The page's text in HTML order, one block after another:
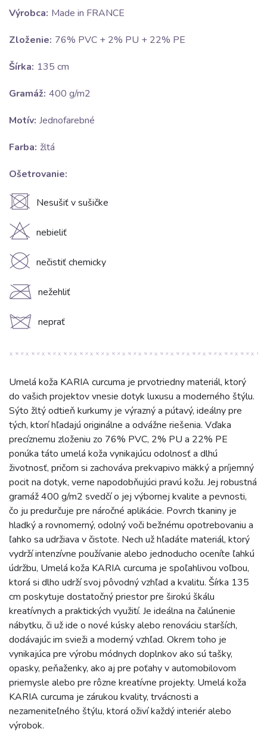
Výrobca: Made in FRANCE
Zloženie: 76% PVC + 2% PU + 22% PE
Šírka: 135 cm
Gramáž: 400 g/m2
Motív: Jednofarebné
Farba: žltá
Ošetrovanie:
U Nesušiť v sušičke
H nebieliť
K nečistiť chemicky
C nežehliť
d neprať
Umelá koža KARIA curcuma je prvotriedny materiál, ktorý
do vašich projektov vnesie dotyk luxusu a moderného štýlu.
Sýto žltý odtieň kurkumy je výrazný a pútavý, ideálny pre
tých, ktorí hľadajú originálne a odvážne riešenia. Vďaka
precíznemu zloženiu zo 76% PVC, 2% PU a 22% PE
ponúka táto umelá koža vynikajúcu odolnosť a dlhú
životnosť, pričom si zachováva prekvapivo mäkký a príjemný
pocit na dotyk, verne napodobňujúci pravú kožu. Jej robustná
gramáž 400 g/m2 svedčí o jej výbornej kvalite a pevnosti,
čo ju predurčuje pre náročné aplikácie. Povrch tkaniny je
hladký a rovnomerný, odolný voči bežnému opotrebovaniu a
ľahko sa udržiava v čistote. Nech už hľadáte materiál, ktorý
vydrží intenzívne používanie alebo jednoducho oceníte ľahkú
údržbu, Umelá koža KARIA curcuma je spoľahlivou voľbou,
ktorá si dlho udrží svoj pôvodný vzhľad a kvalitu. Šírka 135
cm poskytuje dostatočný priestor pre širokú škálu
kreatívnych a praktických využití. Je ideálna na čalúnenie
nábytku, či už ide o nové kúsky alebo renováciu starších,
dodávajúc im svieži a moderný vzhľad. Okrem toho je
vynikajúca pre výrobu módnych doplnkov ako sú tašky,
opasky, peňaženky, ako aj pre poťahy v automobilovom
priemysle alebo pre rôzne kreatívne projekty. Umelá koža
KARIA curcuma je zárukou kvality, trvácnosti a
nezameniteľného štýlu, ktorá oživí každý interiér alebo
výrobok.